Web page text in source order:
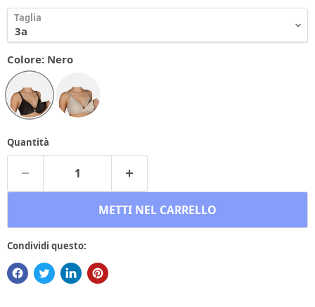
Taglia
Colore: Nero
Quantità
METTI NEL CARRELLO
Condividi questo: